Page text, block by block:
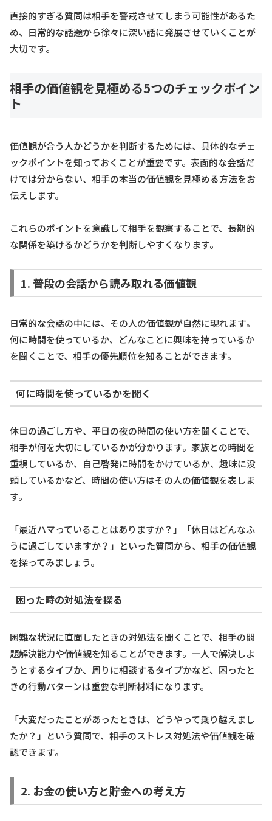
直接的すぎる質問は相手を警戒させてしまう可能性があるた
め、日常的な話題から徐々に深い話に発展させていくことが
大切です。
相手の価値観を見極める5つのチェックポイン
ト
価値観が合う人かどうかを判断するためには、具体的なチェ
ックポイントを知っておくことが重要です。表面的な会話だ
けでは分からない、相手の本当の価値観を見極める方法をお
伝えします。
これらのポイントを意識して相手を観察することで、長期的
な関係を築けるかどうかを判断しやすくなります。
1. 普段の会話から読み取れる価値観
日常的な会話の中には、その人の価値観が自然に現れます。
何に時間を使っているか、どんなことに興味を持っているか
を聞くことで、相手の優先順位を知ることができます。
何に時間を使っているかを聞く
休日の過ごし方や、平日の夜の時間の使い方を聞くことで、
相手が何を大切にしているかが分かります。家族との時間を
重視しているか、自己啓発に時間をかけているか、趣味に没
頭しているかなど、時間の使い方はその人の価値観を表しま
す。
「最近ハマっていることはありますか？」「休日はどんなふ
うに過ごしていますか？」といった質問から、相手の価値観
を探ってみましょう。
困った時の対処法を探る
困難な状況に直面したときの対処法を聞くことで、相手の問
題解決能力や価値観を知ることができます。一人で解決しよ
うとするタイプか、周りに相談するタイプかなど、困ったと
きの行動パターンは重要な判断材料になります。
「大変だったことがあったときは、どうやって乗り越えまし
たか？」という質問で、相手のストレス対処法や価値観を確
認できます。
2. お金の使い方と貯金への考え方